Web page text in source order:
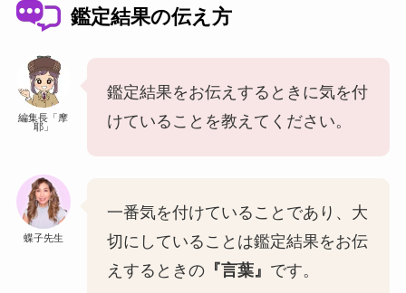
鑑定結果の伝え方
編集長「摩
耶」
鑑定結果をお伝えするときに気を付
けていることを教えてください。
蝶子先生
一番気を付けていることであり、大
切にしていることは鑑定結果をお伝
えするときの 『言葉』 です。